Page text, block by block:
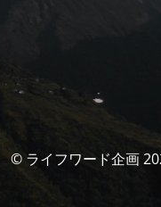
© ライフワード企画